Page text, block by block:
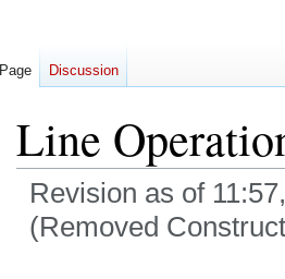
Line
Revision as of
(Removed
Page Discussion